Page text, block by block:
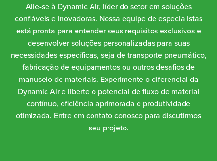
Alie-se à Dynamic Air, líder do setor em soluções
confiáveis e inovadoras. Nossa equipe de especialistas
está pronta para entender seus requisitos exclusivos e
desenvolver soluções personalizadas para suas
necessidades específicas, seja de transporte pneumático,
fabricação de equipamentos ou outros desafios de
manuseio de materiais. Experimente o diferencial da
Dynamic Air e liberte o potencial de fluxo de material
contínuo, eficiência aprimorada e produtividade
otimizada. Entre em contato conosco para discutirmos
seu projeto.